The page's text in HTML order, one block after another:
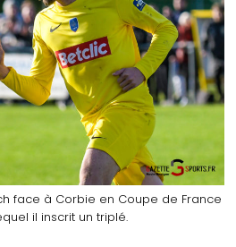
face à Corbie en Coupe de France
il inscrit un triplé.